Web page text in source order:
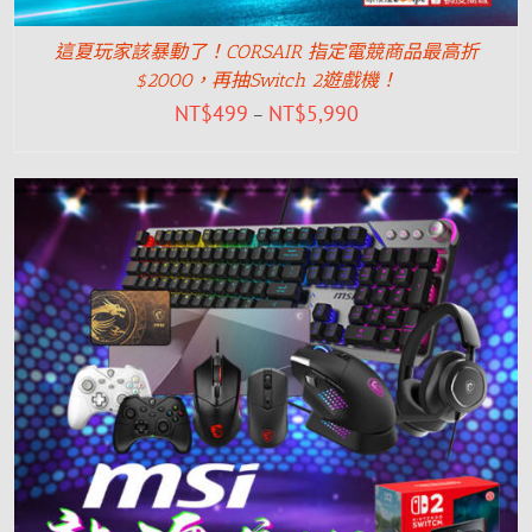
這夏玩家該暴動了！CORSAIR 指定電競商品最高折
$2000，再抽Switch 2遊戲機！
NT$499 – NT$5,990